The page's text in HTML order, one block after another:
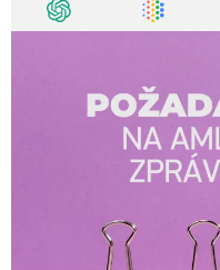
Vysvětlení povinností v
Očekávání v oblasti správy
Běžné výzvy při
Závěrečné hodnocení